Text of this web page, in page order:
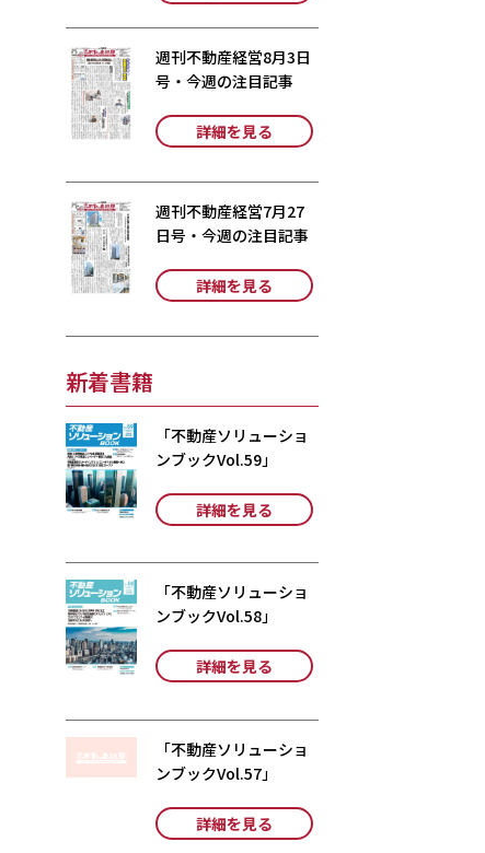
週刊不動産経営8月3日
号・今週の注目記事
詳細を見る
週刊不動産経営7月27
日号・今週の注目記事
詳細を見る
新着書籍
「不動産ソリューショ
ンブックVol.59」
詳細を見る
「不動産ソリューショ
ンブックVol.58」
詳細を見る
「不動産ソリューショ
ンブックVol.57」
詳細を見る